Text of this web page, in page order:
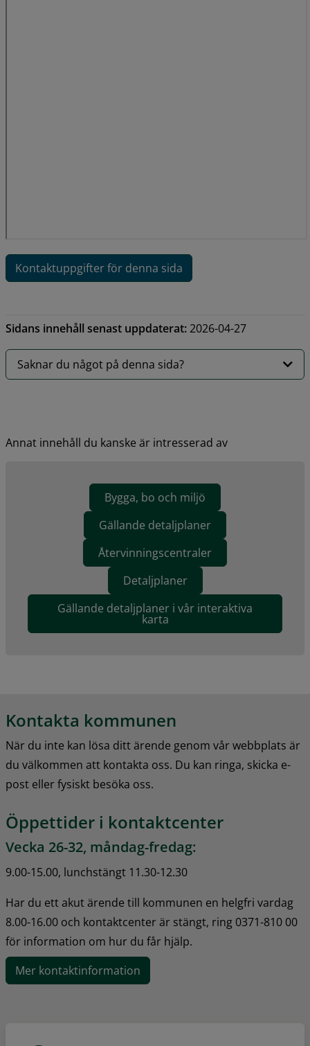
Kontaktuppgifter för denna sida
Sidans innehåll senast uppdaterat:2026-04-27
Saknar du något på denna sida?
Annat innehåll du kanske är intresserad av
Bygga, bo och miljö
Gällande detaljplaner
Återvinningscentraler
Detaljplaner
Gällande detaljplaner i vår interaktiva
karta
Kontakta kommunen
När du inte kan lösa ditt ärende genom vår webbplats är
du välkommen att kontakta oss. Du kan ringa, skicka e-
post eller fysiskt besöka oss.
Öppettider i kontaktcenter
Vecka 26-32, måndag-fredag:
9.00-15.00, lunchstängt 11.30-12.30
Har du ett akut ärende till kommunen en helgfri vardag
8.00-16.00 och kontaktcenter är stängt, ring 0371-810 00
för information om hur du får hjälp.
Mer kontaktinformation